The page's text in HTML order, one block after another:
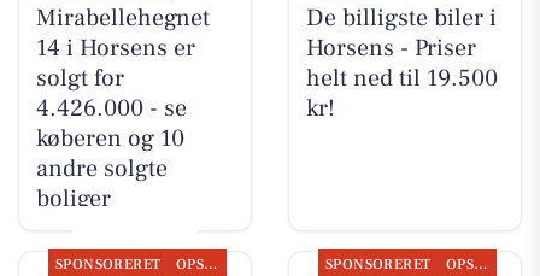
Mirabellehegnet
14 i Horsens er
solgt for
4.426.000 - se
køberen og 10
andre solgte
boliger
De billigste biler i
Horsens - Priser
helt ned til 19.500
kr!
SPONSORERET OPSLAGSTAVLEN SPONSORERET OPSLAGSTAVLEN